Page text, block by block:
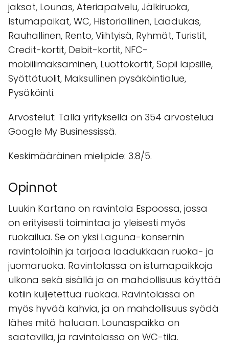
jaksat, Lounas, Ateriapalvelu, Jälkiruoka,
Istumapaikat, WC, Historiallinen, Laadukas,
Rauhallinen, Rento, Viihtyisä, Ryhmät, Turistit,
Credit-kortit, Debit-kortit, NFC-
mobiilimaksaminen, Luottokortit, Sopii lapsille,
Syöttötuolit, Maksullinen pysäköintialue,
Pysäköinti.
Arvostelut: Tällä yrityksellä on 354 arvostelua
Google My Businessissä.
Keskimääräinen mielipide: 3.8/5.
Opinnot
Luukin Kartano on ravintola Espoossa, jossa
on erityisesti toimintaa ja yleisesti myös
ruokailua. Se on yksi Laguna-konsernin
ravintoloihin ja tarjoaa laadukkaan ruoka- ja
juomaruoka. Ravintolassa on istumapaikkoja
ulkona sekä sisällä ja on mahdollisuus käyttää
kotiin kuljetettua ruokaa. Ravintolassa on
myös hyvää kahvia, ja on mahdollisuus syödä
lähes mitä haluaan. Lounaspaikka on
saatavilla, ja ravintolassa on WC-tila.